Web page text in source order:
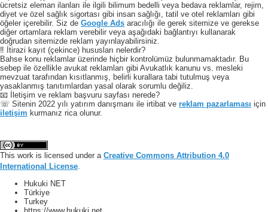
ücretsiz eleman ilanları ile ilgili bilimum bedelli veya bedava reklamlar, rejim,
diyet ve özel sağlık sigortası gibi insan sağlığı, tatil ve otel reklamları gibi
öğeler içerebilir. Siz de Google Ads aracılığı ile gerek sitemize ve gerekse
diğer ortamlara reklam verebilir veya aşağıdaki bağlantıyı kullanarak
doğrudan sitemizde reklam yayınlayabilirsiniz.
‼️ İtirazi kayıt (çekince) hususları nelerdir?
Bahse konu reklamlar üzerinde hiçbir kontrolümüz bulunmamaktadır. Bu
sebep ile özellikle avukat reklamları gibi Avukatlık kanunu vs. mesleki
mevzuat tarafından kısıtlanmış, belirli kurallara tabi tutulmuş veya
yasaklanmış tanıtımlardan yasal olarak sorumlu değiliz.
📧 İletişim ve reklam başvuru sayfası nerede?
☏ Sitenin 2022 yılı yatırım danışmanı ile irtibat ve reklam pazarlaması için
iletişim kurmanız rica olunur.
This work is licensed under a Creative Commons Attribution 4.0
International License
Hukuki NET
Türkiye
Turkey